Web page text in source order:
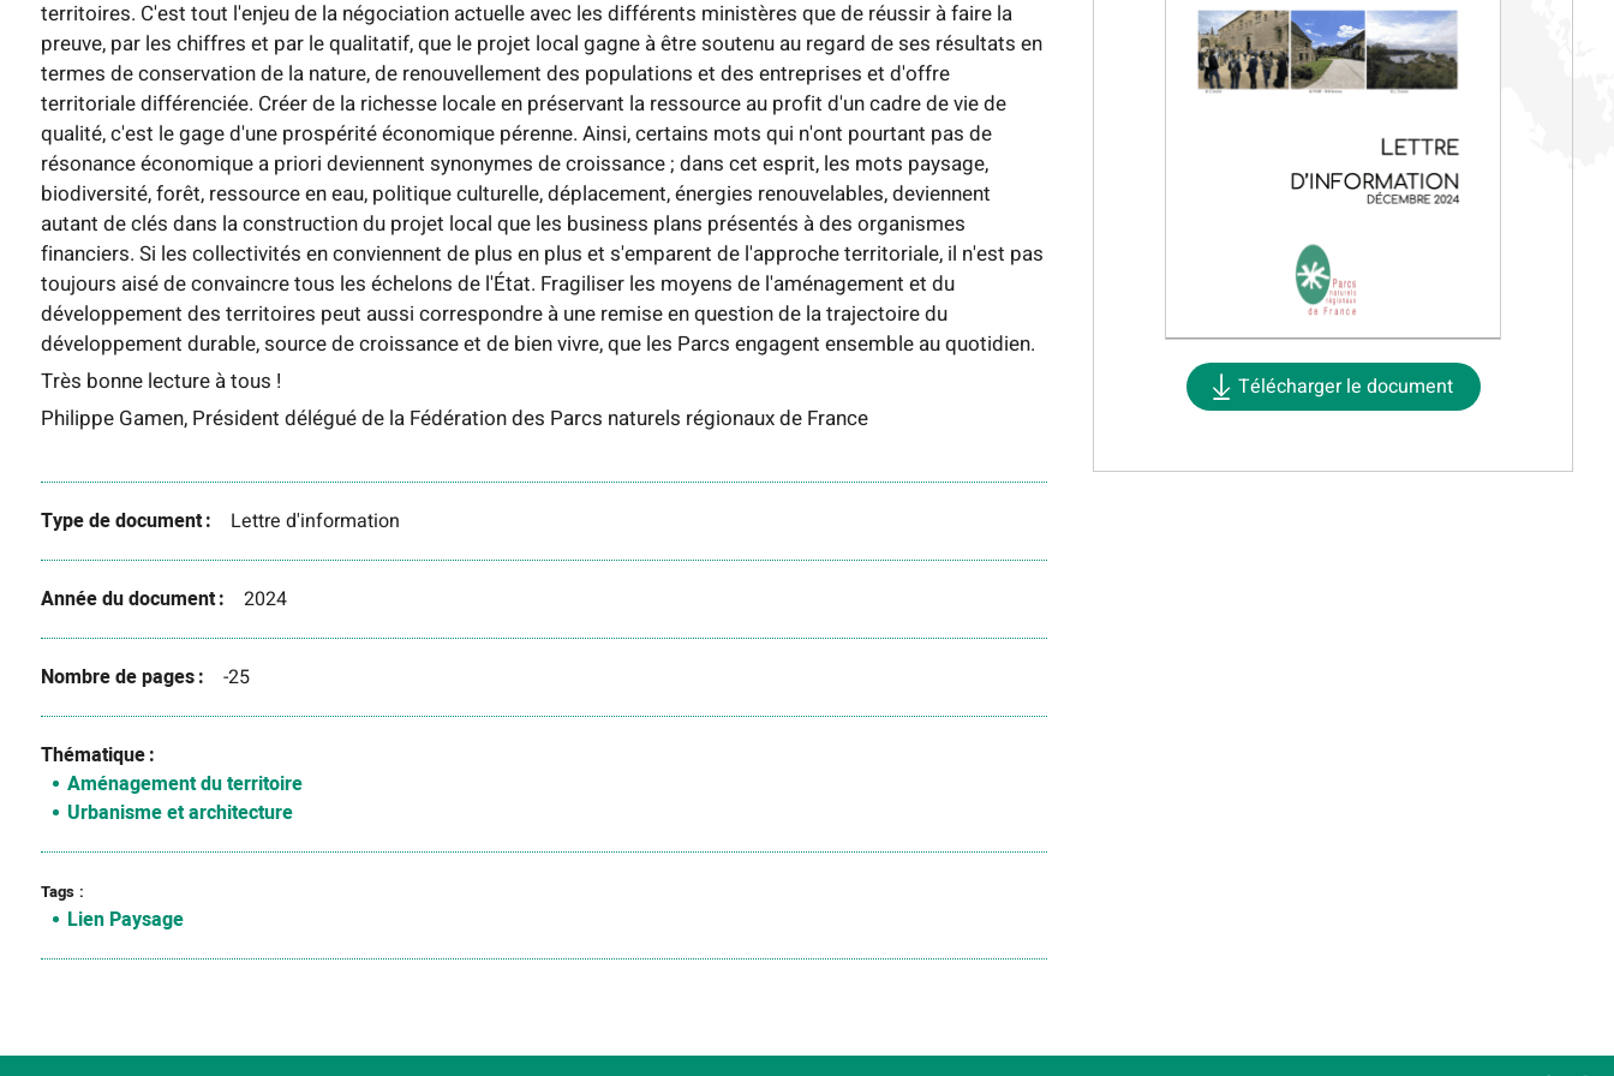
territoires. C'est tout l'enjeu de la négociation actuelle avec les différents ministères que de réussir à faire la
preuve, par les chiffres et par le qualitatif, que le projet local gagne à être soutenu au regard de ses résultats en
termes de conservation de la nature, de renouvellement des populations et des entreprises et d'offre
territoriale différenciée. Créer de la richesse locale en préservant la ressource au profit d'un cadre de vie de
qualité, c'est le gage d'une prospérité économique pérenne. Ainsi, certains mots qui n'ont pourtant pas de
résonance économique a priori deviennent synonymes de croissance ; dans cet esprit, les mots paysage,
biodiversité, forêt, ressource en eau, politique culturelle, déplacement, énergies renouvelables, deviennent
autant de clés dans la construction du projet local que les business plans présentés à des organismes
financiers. Si les collectivités en conviennent de plus en plus et s'emparent de l'approche territoriale, il n'est pas
toujours aisé de convaincre tous les échelons de l'État. Fragiliser les moyens de l'aménagement et du
développement des territoires peut aussi correspondre à une remise en question de la trajectoire du
développement durable, source de croissance et de bien vivre, que les Parcs engagent ensemble au quotidien.
Très bonne lecture à tous !
Philippe Gamen, Président délégué de la Fédération des Parcs naturels régionaux de France
Type de document Lettre d'information
Année du document 2024
Nombre de pages -25
Thématique
Aménagement du territoire
Urbanisme et architecture
Tags
Lien Paysage
Télécharger le document